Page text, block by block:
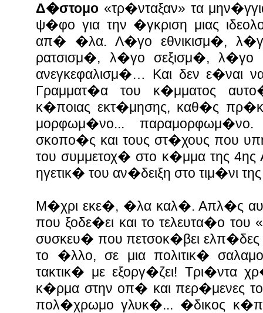
Δ�στομο «τρ�νταξαν» τα
ψ�φο για την �γκριση μιας
απ� �λα. Λ�γο εθνικισμ�,
ρατσισμ�, λ�γο σεξισμ�, λ�γο
ανεγκεφαλισμ�… Και δεν ε�ναι
Γραμματ�α του κ�μματος
κ�ποιας εκτ�μησης, καθ�ς
μορφωμ�νο... παραμορφωμ�νο.
σκοπο�ς και τους στ�χους που
του συμμετοχ� στο κ�μμα της 4ης
ηγετικ� του αν�δειξη στο τιμ�νι
Μ�χρι εκε�, �λα καλ�. Απλ�ς
που ξοδε�ει και το τελευτα�ο του «
συσκευ� που πετσοκ�βει
το �λλο, σε μια πολιτικ�
τακτικ� με εξοργ�ζει! Τρι�ντα
κ�ρμα στην οπ� και περ�μενες
πολ�χρωμο γλυκ�... �δικος